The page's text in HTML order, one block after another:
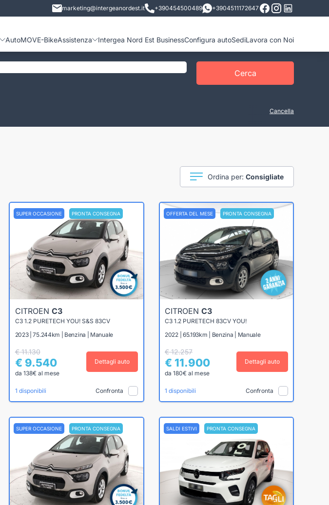
marketing@intergeanordest.it +390454500489 +3904511172647
AutoMOVE-BikeAssistenza Intergea Nord Est BusinessConfigura autoSediLavora con Noi
Cerca
Cancella
Ordina per: Consigliate
SUPER OCCASIONE PRONTA CONSEGNA
CITROEN C3
C3 1.2 PURETECH YOU! S&S 83CV
2023 | 75.244km | Benzina | Manuale
€ 11.130
€ 9.540
da 138€ al mese
Dettagli auto
1 disponibili Confronta
OFFERTA DEL MESE PRONTA CONSEGNA
CITROEN C3
C3 1.2 PURETECH 83CV YOU!
2022 | 65.193km | Benzina | Manuale
€ 12.257
€ 11.900
da 180€ al mese
Dettagli auto
1 disponibili Confronta
SUPER OCCASIONE PRONTA CONSEGNA SALDI ESTIVI PRONTA CONSEGNA